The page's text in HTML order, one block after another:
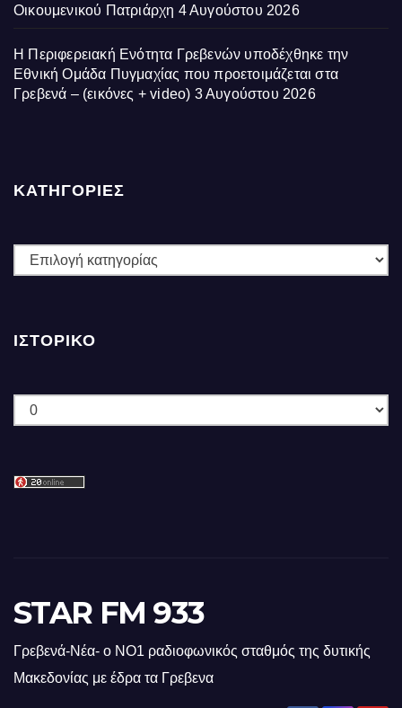
Οικουμενικού Πατριάρχη 4 Αυγούστου 2026
Η Περιφερειακή Ενότητα Γρεβενών υποδέχθηκε την
Εθνική Ομάδα Πυγμαχίας που προετοιμάζεται στα
Γρεβενά – (εικόνες + video) 3 Αυγούστου 2026
ΚΑΤΗΓΟΡΙΕΣ
ΚΑΤΗΓΟΡΙΕΣ
ΙΣΤΟΡΙΚΌ
Ιστορικό
STAR FM 933
Γρεβενά-Νέα- ο ΝΟ1 ραδιοφωνικός σταθμός της δυτικής
Μακεδονίας με έδρα τα Γρεβενα